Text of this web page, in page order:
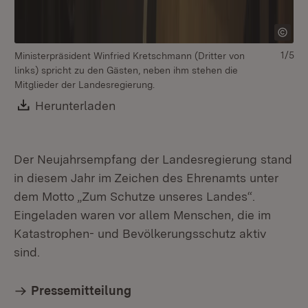
Ministerpräsident Winfried Kretschmann (Dritter von
links) spricht zu den Gästen, neben ihm stehen die
Mitglieder der Landesregierung.
Download:
Herunterladen
1/5
Der Neujahrsempfang der Landesregierung stand
in diesem Jahr im Zeichen des Ehrenamts unter
dem Motto „Zum Schutze unseres Landes“.
Eingeladen waren vor allem Menschen, die im
Katastrophen- und Bevölkerungsschutz aktiv
sind.
Pressemitteilung